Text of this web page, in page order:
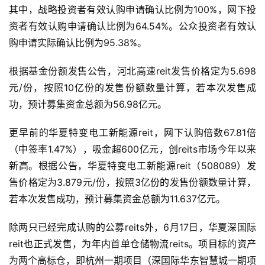
其中，战略投资者有效认购申请确认比例为100%，网下投
资者有效认购申请确认比例为64.54%。公众投资者有效认
购申请实际确认比例为95.38%。
根据基金份额发售公告，河北高速reit发售价格定为5.698
元/份，按照10亿份的发售份额数量计算，若本次发售成
功，预计募集资金总额为56.98亿元。
更早前的华夏特变电工新能源reit，网下认购倍数67.81倍
（中签率1.47%），吸金超600亿元，创reits市场今年以来
新高。根据公告，华夏特变电工新能源reit（508089）发
售价格定为3.879元/份，按照3亿份的发售份额数量计算，
若本次发售成功，预计募集资金总额为11.637亿元。
除两只已经完成认购的公募reits外，6月17日，华夏深国际
reit也正式发售，为年内首单仓储物流reits。项目标的资产
为两个高标仓，即杭州一期项目（深国际华东智慧城一期项